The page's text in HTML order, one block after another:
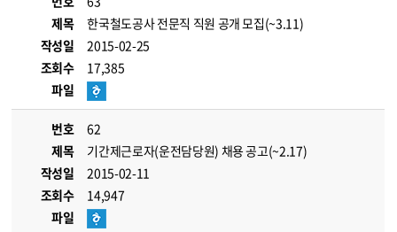
제목
한국철도공사 전문직 직원 공개 모집(~3.11)
작성일
2015-02-25
조회수
17,385
파일
번호
62
제목
기간제근로자(운전담당원) 채용 공고(~2.17)
작성일
2015-02-11
조회수
14,947
파일